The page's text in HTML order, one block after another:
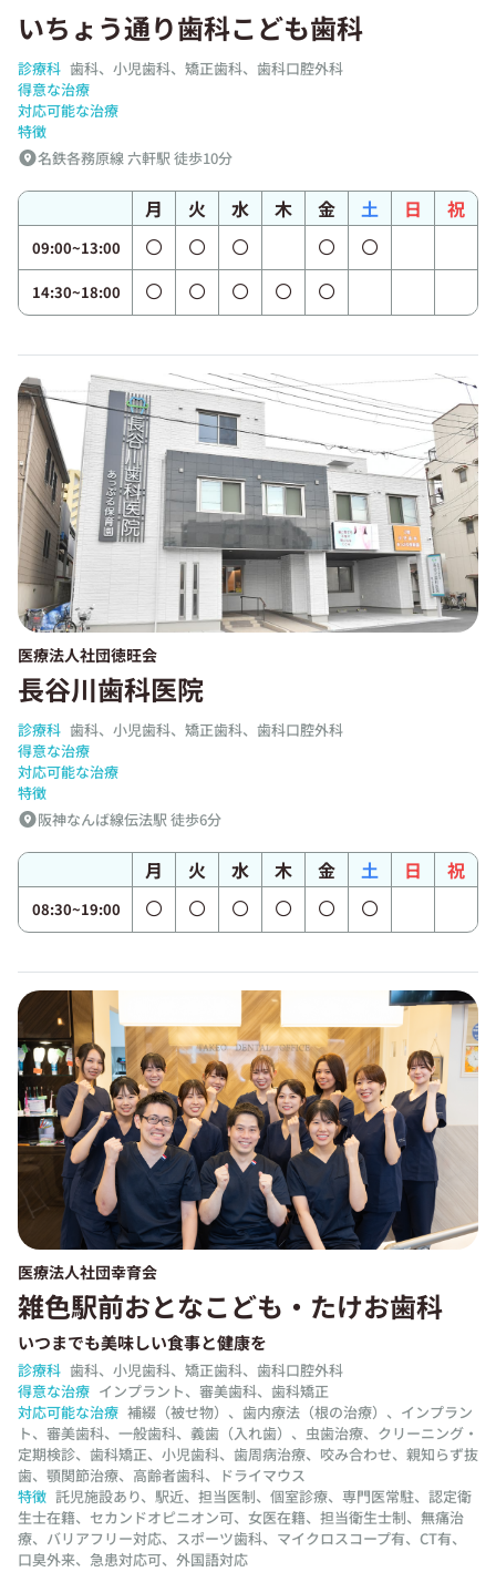
いちょう通り歯科こども歯科
診療科 歯科、小児歯科、矯正歯科、歯科口腔外科
得意な治療
対応可能な治療
特徴
名鉄各務原線 六軒駅 徒歩10分
月 火 水 木 金 土 日 祝
09:00~13:00
14:30~18:00
医療法人社団徳旺会
長谷川歯科医院
診療科 歯科、小児歯科、矯正歯科、歯科口腔外科
得意な治療
対応可能な治療
特徴
阪神なんば線伝法駅 徒歩6分
月 火 水 木 金 土 日 祝
08:30~19:00
医療法人社団幸育会
雑色駅前おとなこども・たけお歯科
いつまでも美味しい食事と健康を
診療科 歯科、小児歯科、矯正歯科、歯科口腔外科
得意な治療 インプラント、審美歯科、歯科矯正
対応可能な治療 補綴（被せ物）、歯内療法（根の治療）、インプラン
ト、審美歯科、一般歯科、義歯（入れ歯）、虫歯治療、クリーニング・
定期検診、歯科矯正、小児歯科、歯周病治療、咬み合わせ、親知らず抜
歯、顎関節治療、高齢者歯科、ドライマウス
特徴 託児施設あり、駅近、担当医制、個室診療、専門医常駐、認定衛
生士在籍、セカンドオピニオン可、女医在籍、担当衛生士制、無痛治
療、バリアフリー対応、スポーツ歯科、マイクロスコープ有、CT有、
口臭外来、急患対応可、外国語対応